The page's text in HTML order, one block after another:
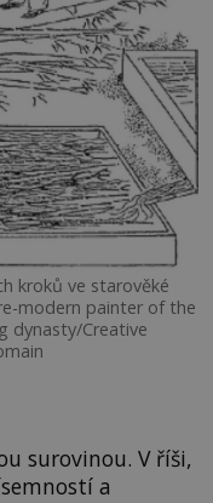
kroků ve starověké
modern painter of the
dynasty/Creative
surovinou. V říši,
a